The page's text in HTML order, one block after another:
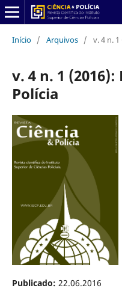
Início / Arquivos / v. 4 n.
v. 4 n. 1
Polícia
Publicado: 22.06.2016